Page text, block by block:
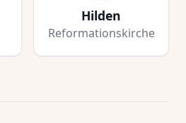
Hilden
Reformationskirche